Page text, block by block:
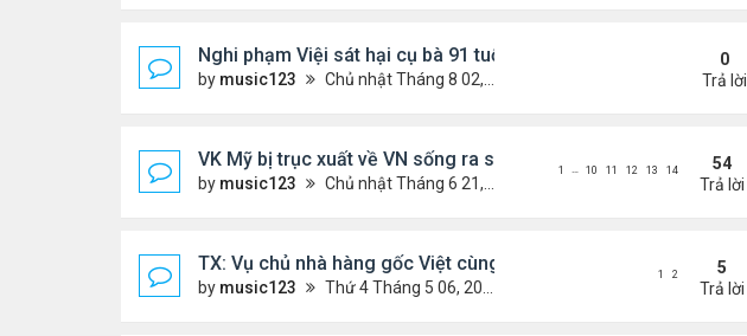
Nghi phạm Việi sát hại cụ bà 91 tuổi, phi tang xác trong rừng
by music123 Chủ nhật Tháng 8 02, 2026 6:14 pm
0
Trả lời
VK Mỹ bị trục xuất về VN sống ra sao
by music123 Chủ nhật Tháng 6 21, 2026 7:33 pm
54
Trả lời
1 … 10 11 12 13 14
TX: Vụ chủ nhà hàng gốc Việt cùng hai con bị chồng sát hại
by music123 Thứ 4 Tháng 5 06, 2026 4:53 am
5
Trả lời
1 2